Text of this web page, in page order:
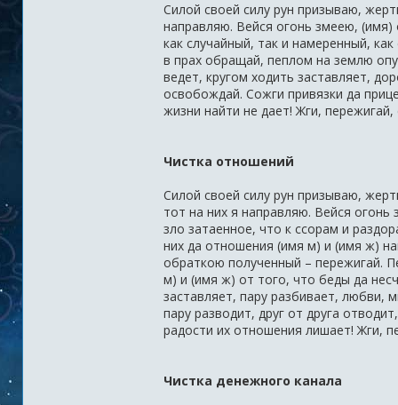
Силой своей силу рун призываю,
направляю. Вейся огонь змеею, (имя)
как случайный, так и намеренный,
в прах обращай, пеплом на землю
ведет, кругом ходить заставляет,
освобождай. Сожги привязки да
жизни найти не дает! Жги,
Чистка отношений
Силой своей силу рун призываю,
тот на них я направляю. Вейся
зло затаенное, что к ссорам и
них да отношения (имя м) и (имя ж)
обраткою полученный – пережигай.
м) и (имя ж) от того, что беды да
заставляет, пару разбивает, любви,
пару разводит, друг от друга
радости их отношения лишает! Жги,
Чистка денежного канала